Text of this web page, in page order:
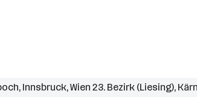
, Innsbruck,Wien 23. Bezirk (Liesing),